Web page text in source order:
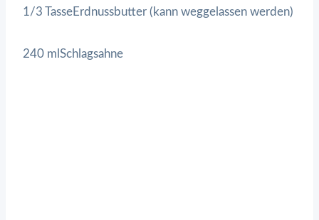
1/3 TasseErdnussbutter (kann weggelassen werden)
240 mlSchlagsahne